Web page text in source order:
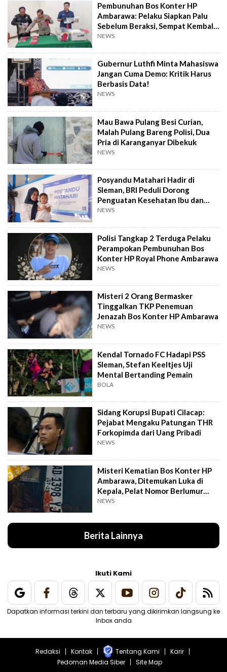
Pembunuhan Bos Konter HP
Ambarawa: Pelaku Siapkan Palu
Sebelum Beraksi, Sempat Kembali
Datangi TKP
NEWS
Gubernur Luthfi Minta Mahasiswa
Jangan Cuma Demo: Kritik Harus
Berbasis Data!
NEWS
Mau Bawa Pulang Besi Curian,
Malah Pulang Bareng Polisi, Dua
Pria di Karanganyar Dibekuk
NEWS
Posyandu Matahari Hadir di
Sleman, BRI Peduli Dorong
Penguatan Kesehatan Ibu dan
Anak
NEWS
Polisi Tangkap 2 Terduga Pelaku
Perampokan Pembunuhan Bos
Konter HP Royal Phone Ambarawa
NEWS
Misteri 2 Orang Bermasker
Tinggalkan TKP Penemuan
Jenazah Bos Konter HP Ambarawa
NEWS
Kendal Tornado FC Hadapi PSS
Sleman, Stefan Keeltjes Uji
Mental Bertanding Pemain
BOLA
Sidang Korupsi Bupati Cilacap:
Pejabat Mengaku Patungan THR
Forkopimda dari Uang Pribadi
NEWS
Misteri Kematian Bos Konter HP
Ambarawa, Ditemukan Luka di
Kepala, Pelat Nomor Berlumur
Darah
NEWS
Berita Lainnya
Ikuti Kami
Dapatkan informasi terkini dan terbaru yang dikirimkan langsung ke
Inbox anda
Redaksi Kontak Tentang Kami
Karir
Pedoman Media Siber
Site Map